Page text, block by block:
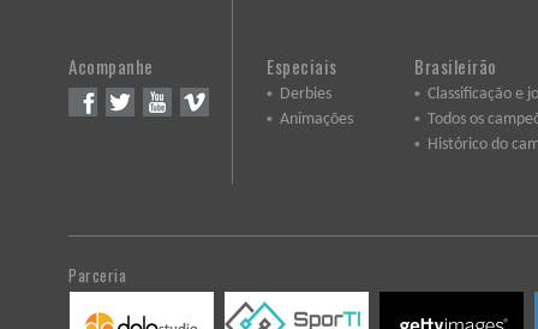
Acompanhe Especiais
Derbies
Animações
Brasileirão
Classificação e
Todos os
Histórico do
Parceria